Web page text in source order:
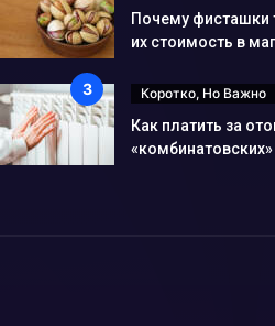
Почему фисташки
их стоимость в
Коротко, Но Важно
Как платить за